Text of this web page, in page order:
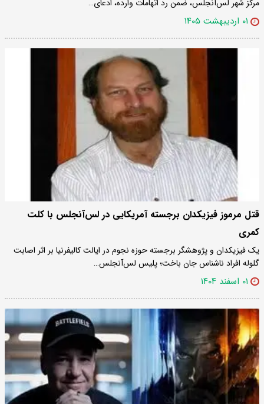
مرکز شهر لس‌آنجلس، ضمن رد اتهامات وارده، ادعای…
۰۱ اردیبهشت ۱۴۰۵
قتل مرموز فیزیکدان برجسته آمریکایی در لس‌آنجلس با کلت
کمری
یک فیزیکدان و پژوهشگر برجسته حوزه نجوم در ایالت کالیفرنیا بر اثر اصابت
گلوله افراد ناشناس جان باخت؛ پلیس لس‌آنجلس…
۰۱ اسفند ۱۴۰۴